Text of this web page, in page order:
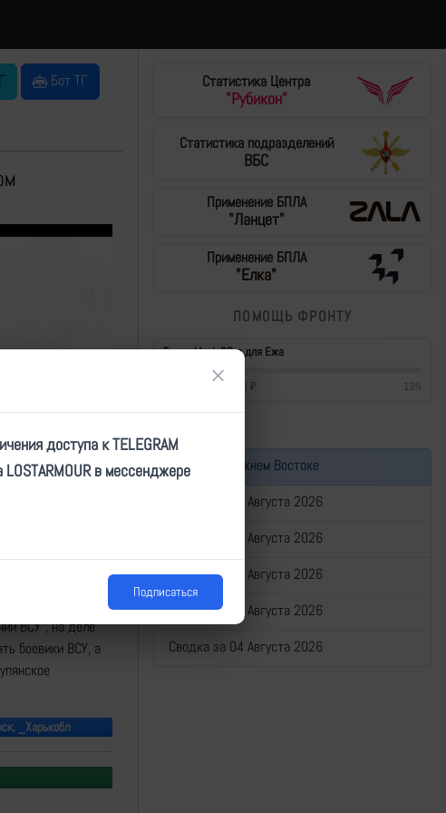
Бот ТГ
ВСУ", на деле
боевики ВСУ, а
_Харькобл
Статистика Центра
"Рубикон"
Статистика подразделений
ВБС
Применение БПЛА
"Ланцет"
Применение БПЛА
"Елка"
ПОМОЩЬ ФРОНТУ
Тушки Mavic3Pro для Ежа
430 000 ₽ 13%
Война на Ближнем Востоке
Сводка за 08 Августа 2026
Сводка за 07 Августа 2026
Сводка за 06 Августа 2026
Сводка за 05 Августа 2026
Сводка за 04 Августа 2026
×
доступа к TELEGRAM
LOSTARMOUR в мессенджере
Подписаться